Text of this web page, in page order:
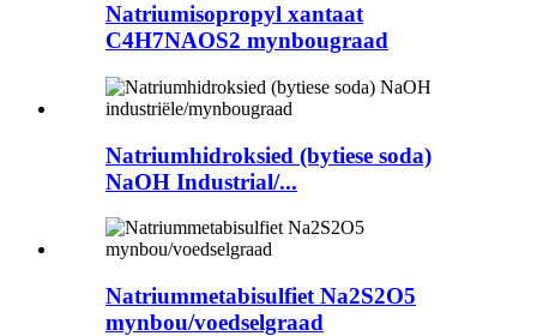
Natriumisopropyl xantaat
C4H7NAOS2 mynbougraad
Natriumhidroksied (bytiese soda)
NaOH Industrial/...
Natriummetabisulfiet Na2S2O5
mynbou/voedselgraad